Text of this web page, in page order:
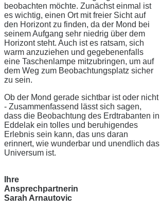
beobachten möchte. Zunächst einmal ist
es wichtig, einen Ort mit freier Sicht auf
den Horizont zu finden, da der Mond bei
seinem Aufgang sehr niedrig über dem
Horizont steht. Auch ist es ratsam, sich
warm anzuziehen und gegebenenfalls
eine Taschenlampe mitzubringen, um auf
dem Weg zum Beobachtungsplatz sicher
zu sein.
Ob der Mond gerade sichtbar ist oder nicht
- Zusammenfassend lässt sich sagen,
dass die Beobachtung des Erdtrabanten in
Eddelak ein tolles und beruhigendes
Erlebnis sein kann, das uns daran
erinnert, wie wunderbar und unendlich das
Universum ist.
Ihre
Ansprechpartnerin
Sarah Arnautovic